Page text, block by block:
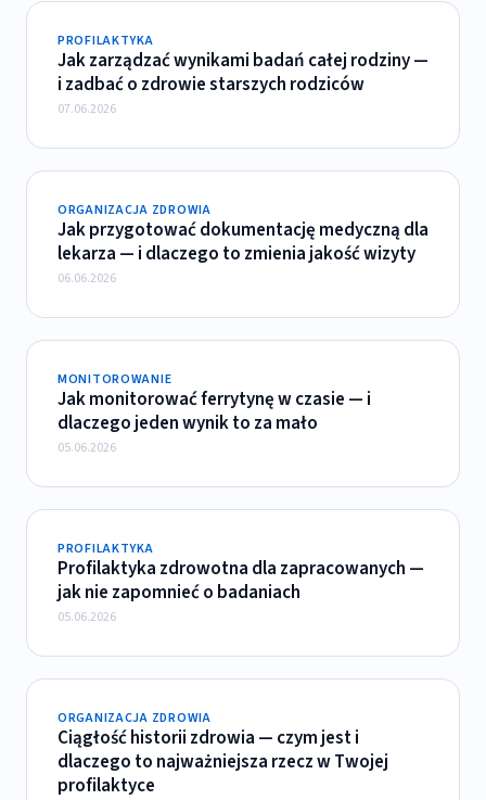
PROFILAKTYKA
Jak zarządzać wynikami badań całej rodziny —
i zadbać o zdrowie starszych rodziców
07.06.2026
ORGANIZACJA ZDROWIA
Jak przygotować dokumentację medyczną dla
lekarza — i dlaczego to zmienia jakość wizyty
06.06.2026
MONITOROWANIE
Jak monitorować ferrytynę w czasie — i
dlaczego jeden wynik to za mało
05.06.2026
PROFILAKTYKA
Profilaktyka zdrowotna dla zapracowanych —
jak nie zapomnieć o badaniach
05.06.2026
ORGANIZACJA ZDROWIA
Ciągłość historii zdrowia — czym jest i
dlaczego to najważniejsza rzecz w Twojej
profilaktyce